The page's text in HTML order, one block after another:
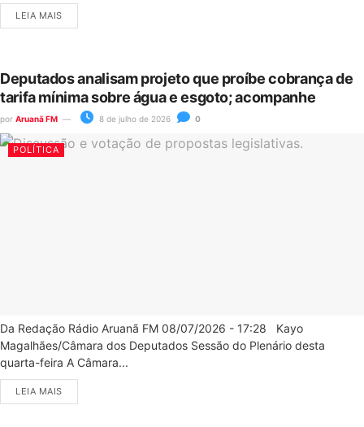
LEIA MAIS
Deputados analisam projeto que proíbe cobrança de
tarifa mínima sobre água e esgoto; acompanhe
por Aruanã FM 8 de julho de 2026 0
POLÍTICA
Da Redação Rádio Aruanã FM 08/07/2026 - 17:28 Kayo
Magalhães/Câmara dos Deputados Sessão do Plenário desta
quarta-feira A Câmara...
LEIA MAIS